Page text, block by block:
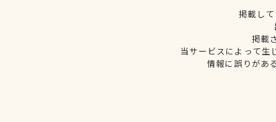
掲載し
掲載
当サービスによって生
情報に誤りがあ